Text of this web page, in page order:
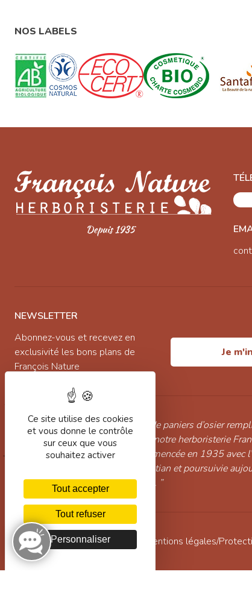
NOS LABELS
NEWSLETTER
Abonnez-vous et recevez en
exclusivité les bons plans de
François Nature
Je
“ Pleine de bonbonnes de verre, de paniers d’osier
d’huiles essentielles, de savons, notre herboristerie
Celles de l’histoire familiale commencée en 1935 avec
continuée par Marcelle puis Christian et poursuivie
l’arrière petit-fils Alexandre Pinot. ”
Conditions générales de vente Mentions légales/
Ce site utilise des cookies
et vous donne le contrôle
sur ceux que vous
souhaitez activer
Tout accepter
Tout refuser
Personnaliser